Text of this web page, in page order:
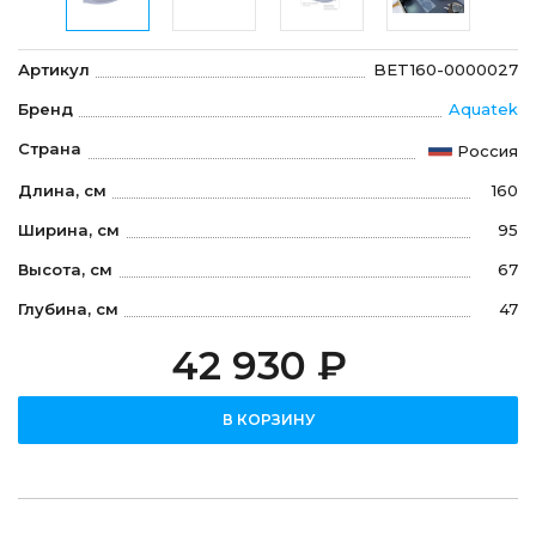
Артикул BET160-0000027
Бренд Aquatek
Страна Россия
Длина, см 160
Ширина, см 95
Высота, см 67
Глубина, см 47
42 930 ₽
В КОРЗИНУ